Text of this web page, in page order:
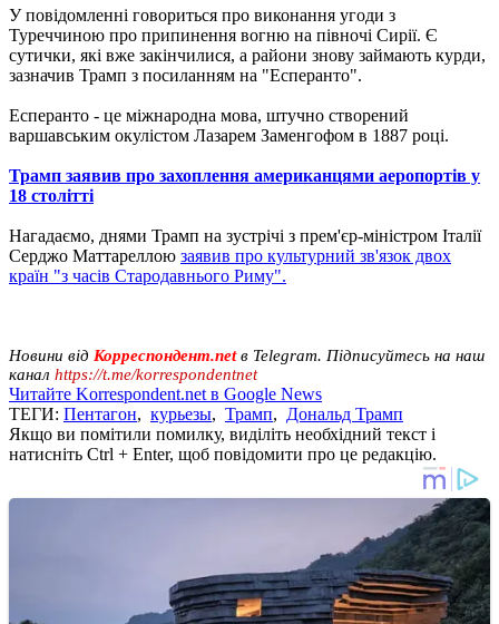
У повідомленні говориться про виконання угоди з
Туреччиною про припинення вогню на півночі Сирії. Є
сутички, які вже закінчилися, а райони знову займають курди,
зазначив Трамп з посиланням на "Есперанто".
Есперанто - це міжнародна мова, штучно створений
варшавським окулістом Лазарем Заменгофом в 1887 році.
Трамп заявив про захоплення американцями аеропортів у
18 столітті
Нагадаємо, днями Трамп на зустрічі з прем'єр-міністром Італії
Серджо Маттареллою заявив про культурний зв'язок двох
країн "з часів Стародавнього Риму".
Новини від Корреспондент.netв Telegram. Підписуйтесь на наш
канал https://t.me/korrespondentnet
Читайте Korrespondent.net в Google News
ТЕГИ: Пентагон, курьезы, Трамп, Дональд Трамп
Якщо ви помітили помилку, виділіть необхідний текст і
натисніть Ctrl + Enter, щоб повідомити про це редакцію.